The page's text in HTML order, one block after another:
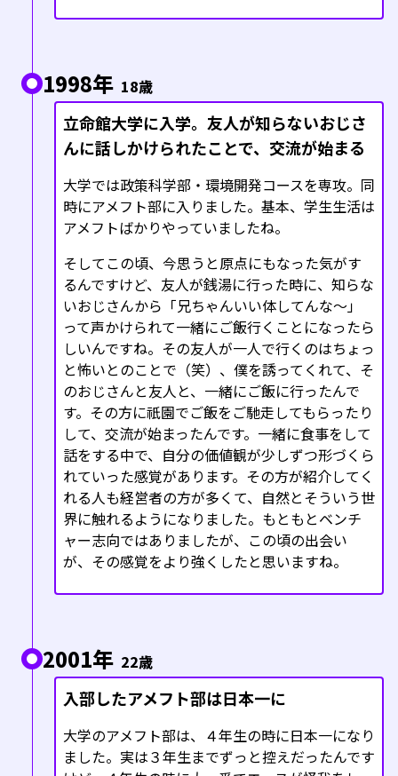
1998年 18歳
立命館大学に入学。友人が知らないおじさ
んに話しかけられたことで、交流が始まる
大学では政策科学部・環境開発コースを専攻。同
時にアメフト部に入りました。基本、学生生活は
アメフトばかりやっていましたね。
そしてこの頃、今思うと原点にもなった気がす
るんですけど、友人が銭湯に行った時に、知らな
いおじさんから「兄ちゃんいい体してんな〜」
って声かけられて一緒にご飯行くことになったら
しいんですね。その友人が一人で行くのはちょっ
と怖いとのことで（笑）、僕を誘ってくれて、そ
のおじさんと友人と、一緒にご飯に行ったんで
す。その方に祇園でご飯をご馳走してもらったり
して、交流が始まったんです。一緒に食事をして
話をする中で、自分の価値観が少しずつ形づくら
れていった感覚があります。その方が紹介してく
れる人も経営者の方が多くて、自然とそういう世
界に触れるようになりました。もともとベンチ
ャー志向ではありましたが、この頃の出会い
が、その感覚をより強くしたと思いますね。
2001年 22歳
入部したアメフト部は日本一に
大学のアメフト部は、４年生の時に日本一になり
ました。実は３年生までずっと控えだったんです